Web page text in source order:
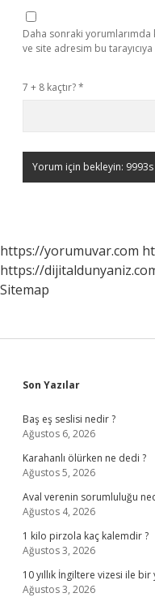
Daha sonraki yorumlarımda
ve site adresim bu
7 + 8 kaçtır?*
https://yorumuvar.com
https://
Sitemap
Sidebar
Son Yazılar
Baş eş seslisi nedir ?
Ağustos 6, 2026
Karahanlı ölürken ne dedi ?
Ağustos 5, 2026
Aval verenin sorumluluğu
Ağustos 4, 2026
1 kilo pirzola kaç kalemdir ?
Ağustos 3, 2026
10 yıllık İngiltere vizesi ile bir
Ağustos 3, 2026